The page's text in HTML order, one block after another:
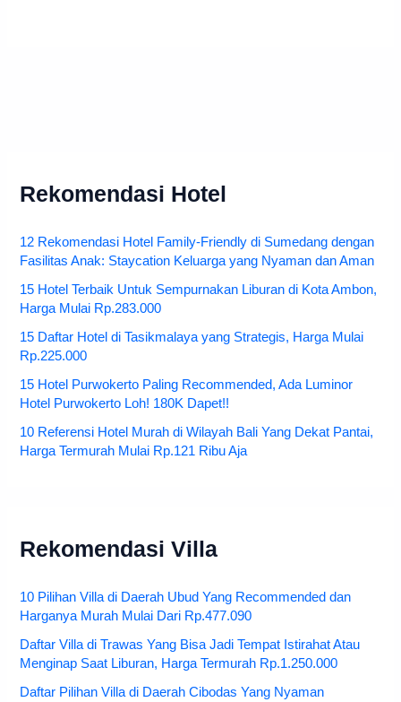
Rekomendasi Hotel
12 Rekomendasi Hotel Family-Friendly di Sumedang dengan
Fasilitas Anak: Staycation Keluarga yang Nyaman dan Aman
15 Hotel Terbaik Untuk Sempurnakan Liburan di Kota Ambon,
Harga Mulai Rp.283.000
15 Daftar Hotel di Tasikmalaya yang Strategis, Harga Mulai
Rp.225.000
15 Hotel Purwokerto Paling Recommended, Ada Luminor
Hotel Purwokerto Loh! 180K Dapet!!
10 Referensi Hotel Murah di Wilayah Bali Yang Dekat Pantai,
Harga Termurah Mulai Rp.121 Ribu Aja
Rekomendasi Villa
10 Pilihan Villa di Daerah Ubud Yang Recommended dan
Harganya Murah Mulai Dari Rp.477.090
Daftar Villa di Trawas Yang Bisa Jadi Tempat Istirahat Atau
Menginap Saat Liburan, Harga Termurah Rp.1.250.000
Daftar Pilihan Villa di Daerah Cibodas Yang Nyaman